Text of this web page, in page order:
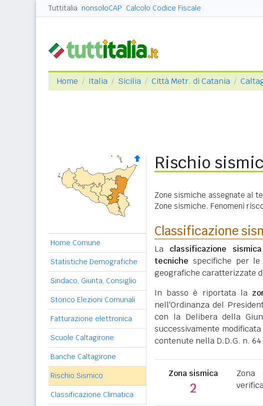
Tuttitalia nonsoloCAP Calcolo Codice Fiscale
Home Italia Sicilia Città Metr. di Catania
Home Comune
Statistiche Demografiche
Sindaco, Giunta, Consiglio
Storico Elezioni Comunali
Fatturazione elettronica
Scuole Caltagirone
Banche Caltagirone
Rischio Sismico
Classificazione Climatica
Rischio
Zone sismiche assegnate al
Zone sismiche. Fenomeni
Classificazione
La classificazione sismica
tecniche specifiche per
geografiche caratterizzate
In basso è riportata la
nell'Ordinanza del
con la Delibera della
successivamente
contenute nella D.D.G. n. 64
Zona sismica
2
Zona